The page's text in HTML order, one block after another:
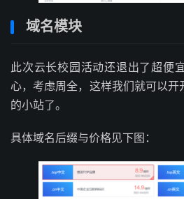
域名模块
此次云长校园活动还退出了超便
心，考虑周全，这样我们就可以
的小站了。
具体域名后缀与价格见下图：